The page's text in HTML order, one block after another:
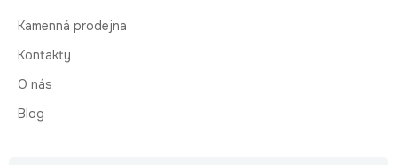
Kamenná prodejna
Kontakty
O nás
Blog